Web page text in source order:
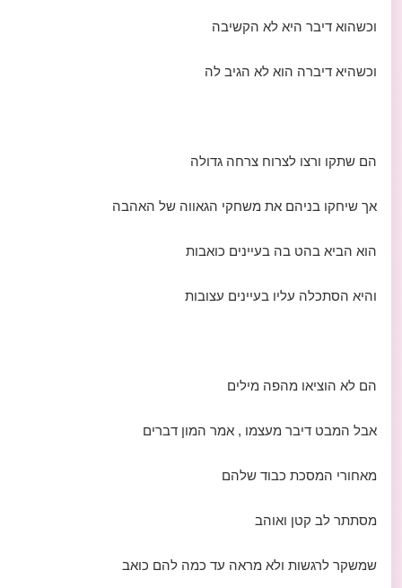
וכשהוא דיבר היא לא הקשיבה
וכשהיא דיברה הוא לא הגיב לה
הם שתקו ורצו לצרוח צרחה גדולה
אך שיחקו בניהם את משחקי הגאווה של האהבה
הוא הביא בהט בה בעיינים כואבות
והיא הסתכלה עליו בעיינים עצובות
הם לא הוציאו מהפה מילים
אבל המבט דיבר מעצמו , אמר המון דברים
מאחורי המסכת כבוד שלהם
מסתתר לב קטן ואוהב
שמשקר לרגשות ולא מראה עד כמה להם כואב